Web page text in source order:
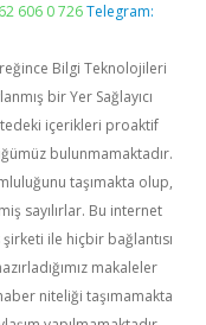
606 0 726 Telegram:
Bilgi Teknolojileri
bir Yer Sağlayıcı
içerikleri proaktif
bulunmamaktadır.
taşımakta olup,
sayılırlar. Bu internet
ile hiçbir bağlantısı
makaleler
niteliği taşımamakta